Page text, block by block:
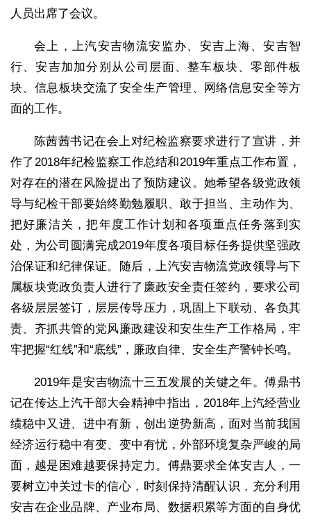
人员出席了会议。
会上，上汽安吉物流安监办、安吉上海、安吉智
行、安吉加加分别从公司层面、整车板块、零部件板
块、信息板块交流了安全生产管理、网络信息安全等方
面的工作。
陈茜茜书记在会上对纪检监察要求进行了宣讲，并
作了2018年纪检监察工作总结和2019年重点工作布置，
对存在的潜在风险提出了预防建议。她希望各级党政领
导与纪检干部要始终勤勉履职、敢于担当、主动作为、
把好廉洁关，把年度工作计划和各项重点任务落到实
处，为公司圆满完成2019年度各项目标任务提供坚强政
治保证和纪律保证。随后，上汽安吉物流党政领导与下
属板块党政负责人进行了廉政安全责任签约，要求公司
各级层层签订，层层传导压力，巩固上下联动、各负其
责、齐抓共管的党风廉政建设和安生生产工作格局，牢
牢把握“红线”和“底线”，廉政自律、安全生产警钟长鸣。
2019年是安吉物流十三五发展的关键之年。傅鼎书
记在传达上汽干部大会精神中指出，2018年上汽经营业
绩稳中又进、进中有新，创出逆势新高，面对当前我国
经济运行稳中有变、变中有忧，外部环境复杂严峻的局
面，越是困难越要保持定力。傅鼎要求全体安吉人，一
要树立冲关过卡的信心，时刻保持清醒认识，充分利用
安吉在企业品牌、产业布局、数据积累等方面的自身优